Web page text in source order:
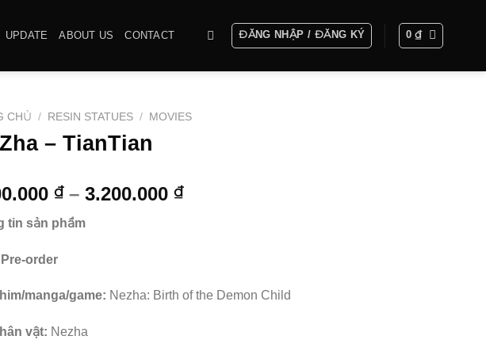
UPDATE ABOUT US CONTACT ĐĂNG NHẬP / ĐĂNG KÝ 0₫
CHỦ / RESIN STATUES / MOVIES
– TianTian
₫ – 3.200.000 ₫Khoảng
3.200.000 ₫
tin sản phẩm
order
manga/game: Nezha: Birth of the Demon Child
vật: Nezha